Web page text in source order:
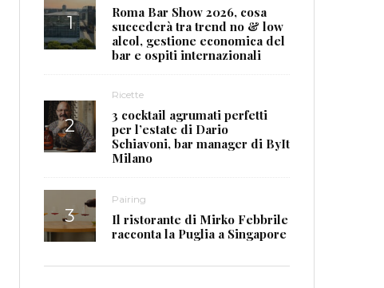
Roma Bar Show 2026, cosa
succederà tra trend no & low
alcol, gestione economica del
bar e ospiti internazionali
Ricette
3 cocktail agrumati perfetti
per l’estate di Dario
Schiavoni, bar manager di ByIt
Milano
Pairing
Il ristorante di Mirko Febbrile
racconta la Puglia a Singapore